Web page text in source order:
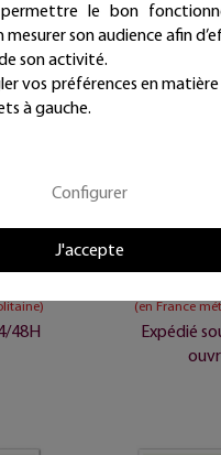
48H
(en France
Expédié
le bon
mesurer son audience afin
son activité.
vos préférences en
à gauche.
Configurer
J'accepte